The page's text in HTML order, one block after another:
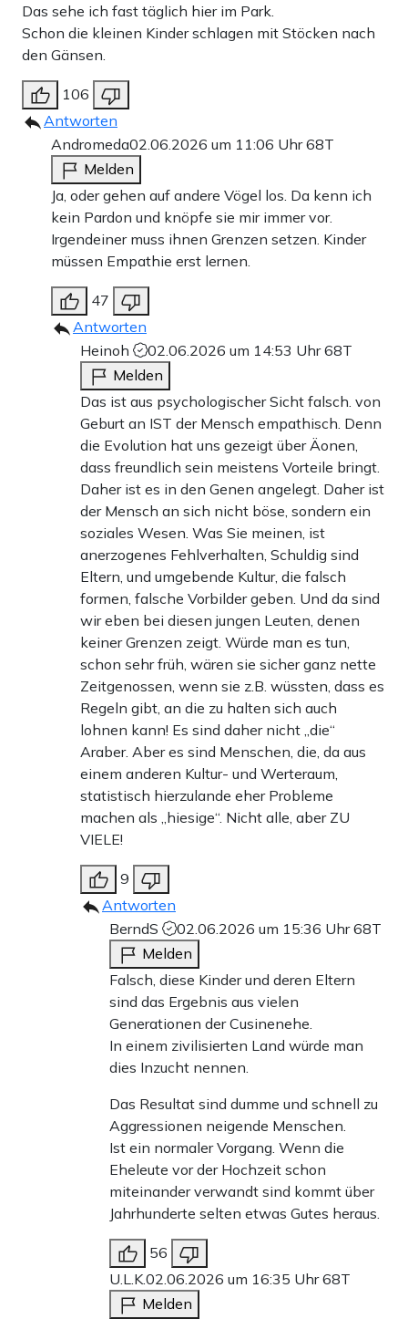
Das sehe ich fast täglich hier im Park.
Schon die kleinen Kinder schlagen mit Stöcken nach
den Gänsen.
106
Antworten
Andromeda02.06.2026 um 11:06 Uhr68T
Melden
Ja, oder gehen auf andere Vögel los. Da kenn ich
kein Pardon und knöpfe sie mir immer vor.
Irgendeiner muss ihnen Grenzen setzen. Kinder
müssen Empathie erst lernen.
47
Antworten
Heinoh
02.06.2026 um 14:53 Uhr68T
Melden
Das ist aus psychologischer Sicht falsch. von
Geburt an IST der Mensch empathisch. Denn
die Evolution hat uns gezeigt über Äonen,
dass freundlich sein meistens Vorteile bringt.
Daher ist es in den Genen angelegt. Daher ist
der Mensch an sich nicht böse, sondern ein
soziales Wesen. Was Sie meinen, ist
anerzogenes Fehlverhalten, Schuldig sind
Eltern, und umgebende Kultur, die falsch
formen, falsche Vorbilder geben. Und da sind
wir eben bei diesen jungen Leuten, denen
keiner Grenzen zeigt. Würde man es tun,
schon sehr früh, wären sie sicher ganz nette
Zeitgenossen, wenn sie z.B. wüssten, dass es
Regeln gibt, an die zu halten sich auch
lohnen kann! Es sind daher nicht „die“
Araber. Aber es sind Menschen, die, da aus
einem anderen Kultur- und Werteraum,
statistisch hierzulande eher Probleme
machen als „hiesige“. Nicht alle, aber ZU
VIELE!
9
Antworten
BerndS
02.06.2026 um 15:36 Uhr68T
Melden
Falsch, diese Kinder und deren Eltern
sind das Ergebnis aus vielen
Generationen der Cusinenehe.
In einem zivilisierten Land würde man
dies Inzucht nennen.
Das Resultat sind dumme und schnell zu
Aggressionen neigende Menschen.
Ist ein normaler Vorgang. Wenn die
Eheleute vor der Hochzeit schon
miteinander verwandt sind kommt über
Jahrhunderte selten etwas Gutes heraus.
56
U.L.K.02.06.2026 um 16:35 Uhr68T
Melden